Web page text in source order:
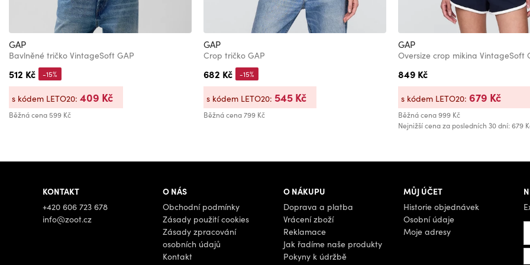
GAP
Bavlněné tričko VintageSoft GAP
512 Kč
Běžná cena599 Kč
-15%
s kódem LETO20: 409 Kč
GAP
Crop tričko GAP
682 Kč
Běžná cena799 Kč
-15%
s kódem LETO20: 545 Kč
GAP
Oversize crop mikina VintageSoft
849 Kč
Běžná cena999 Kč
Nejnižší cena za posledních 30 dní: 679
s kódem LETO20: 679 Kč
KONTAKT
+420 606 723 678
info@zoot.cz
O NÁS
Obchodní podmínky
Zásady použití cookies
Zásady zpracování
osobních údajů
Kontakt
O NÁKUPU
Doprava a platba
Vrácení zboží
Reklamace
Jak řadíme naše produkty
Pokyny k údržbě
MŮJ ÚČET
Historie objednávek
Osobní údaje
Moje adresy